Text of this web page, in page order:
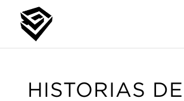
HISTORIAS